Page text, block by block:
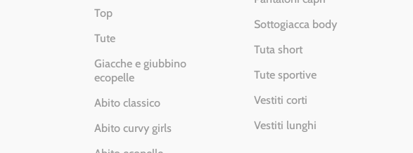
Top
Tute
Giacche e giubbino
ecopelle
Abito classico
Abito curvy girls
Sottogiacca body
Tuta short
Tute sportive
Vestiti corti
Vestiti lunghi